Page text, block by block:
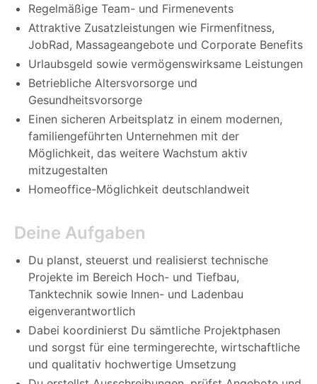
Regelmäßige Team- und Firmenevents
Attraktive Zusatzleistungen wie Firmenfitness,
JobRad, Massageangebote und Corporate Benefits
Urlaubsgeld sowie vermögenswirksame Leistungen
Betriebliche Altersvorsorge und
Gesundheitsvorsorge
Einen sicheren Arbeitsplatz in einem modernen,
familiengeführten Unternehmen mit der
Möglichkeit, das weitere Wachstum aktiv
mitzugestalten
Homeoffice-Möglichkeit deutschlandweit
Deine Aufgaben
Du planst, steuerst und realisierst technische
Projekte im Bereich Hoch- und Tiefbau,
Tanktechnik sowie Innen- und Ladenbau
eigenverantwortlich
Dabei koordinierst Du sämtliche Projektphasen
und sorgst für eine termingerechte, wirtschaftliche
und qualitativ hochwertige Umsetzung